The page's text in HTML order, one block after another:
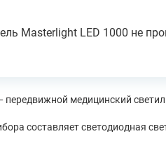
Masterlight LED 1000 не
передвижной медицинский
составляет светодиодная